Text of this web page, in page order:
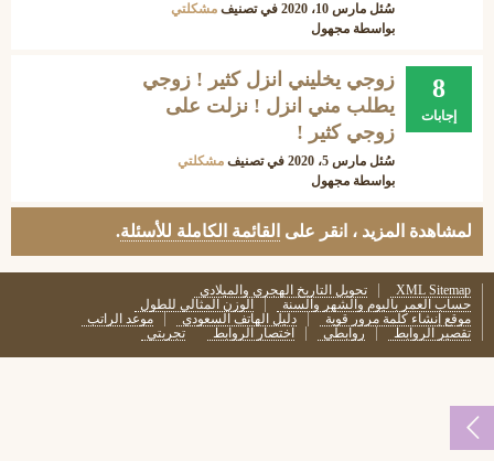
سُئل مارس 10، 2020 في تصنيف مشكلتي
بواسطة مجهول
8
إجابات
زوجي يخليني انزل كثير ! زوجي
يطلب مني انزل ! نزلت على
زوجي كثير !
سُئل مارس 5، 2020 في تصنيف مشكلتي
بواسطة مجهول
لمشاهدة المزيد ، انقر على القائمة الكاملة للأسئلة.
XML Sitemap
تحويل التاريخ الهجري والميلادي
حساب العمر باليوم والشهر والسنة
الوزن المثالي للطول
موقع إنشاء كلمة مرور قوية
دليل الهاتف السعودي
موعد الراتب
تقصير الروابط
روابطي اختصار الروابط تجربتي